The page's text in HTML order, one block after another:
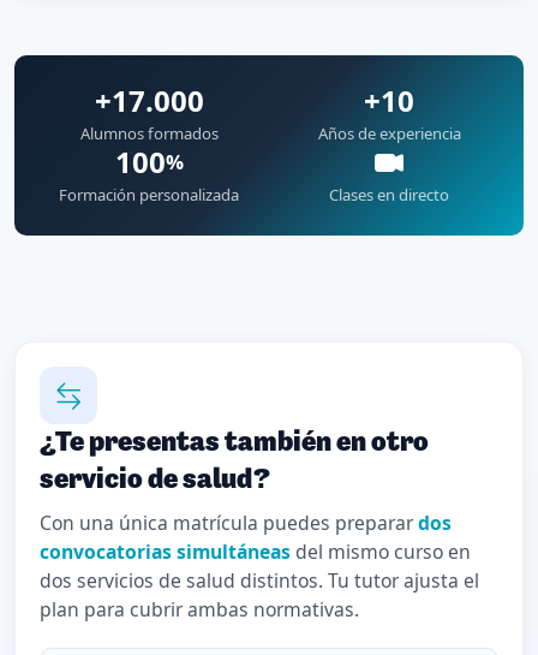
+17.000
Alumnos formados
+10
Años de experiencia
100%
Formación personalizada Clases en directo
¿Te presentas también en otro
servicio de salud?
Con una única matrícula puedes preparardos
convocatorias simultáneas del mismo curso en
dos servicios de salud distintos. Tu tutor ajusta el
plan para cubrir ambas normativas.